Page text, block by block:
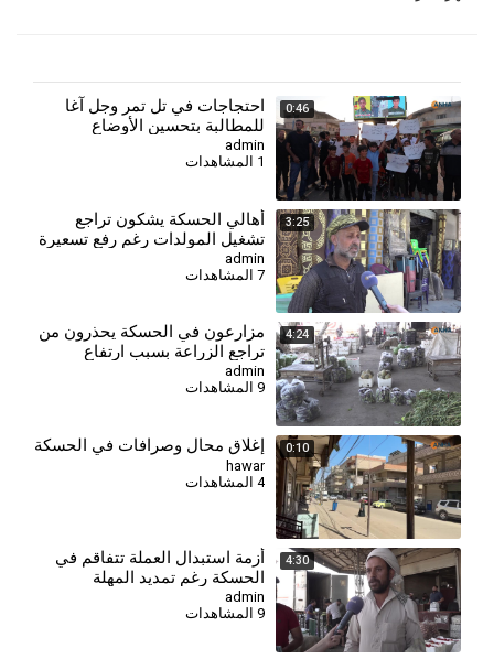
0:46
⁣احتجاجات في تل تمر وجل آغا
للمطالبة بتحسين الأوضاع
المعيشية
admin
1 المشاهدات
3:25
⁣أهالي الحسكة يشكون تراجع
تشغيل المولدات رغم رفع تسعيرة
الأمبير
admin
7 المشاهدات
4:24
⁣مزارعون في الحسكة يحذرون من
تراجع الزراعة بسبب ارتفاع
التكاليف وأزمة العملة
admin
9 المشاهدات
0:10 إغلاق محال وصرافات في الحسكة
hawar
4 المشاهدات
4:30
⁣أزمة استبدال العملة تتفاقم في
الحسكة رغم تمديد المهلة
admin
9 المشاهدات